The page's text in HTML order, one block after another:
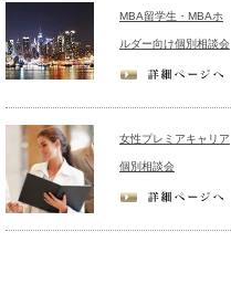
MBA留学生・MBAホ
ルダー向け個別相談会
女性プレミアキャリア
個別相談会